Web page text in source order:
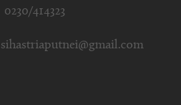
0230/414323
sihastriaputnei@gmail.com